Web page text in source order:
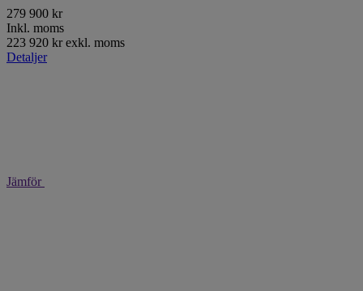
279 900 kr
Inkl. moms
223 920 kr exkl. moms
Detaljer
Jämför